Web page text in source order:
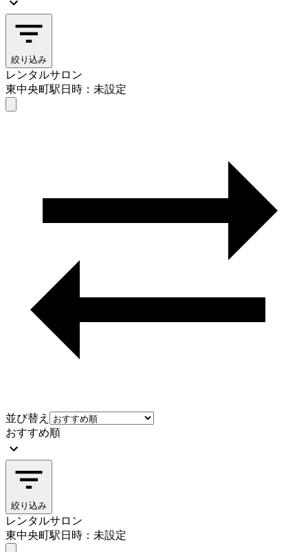
絞り込み
レンタルサロン
東中央町駅日時：未設定
並び替え
おすすめ順
絞り込み
レンタルサロン
東中央町駅日時：未設定